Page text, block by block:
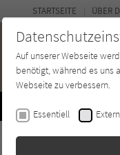
Autor*in
STARTSEITE ÜBER
Auf unserer Webseite
benötigt, während es uns
Webseite zu verbessern.
Essentiell